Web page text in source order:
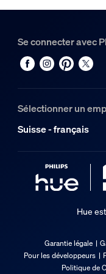
Se connecter avec
Sélectionner un
Suisse - français
Hue
Garantie légale
Pour les développeurs
Politique de